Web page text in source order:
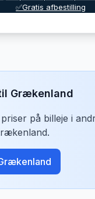
✅Gratis afbestilling
Grækenland
på billeje i
.